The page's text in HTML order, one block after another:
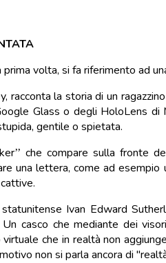
prima volta, si fa riferimento ad
racconta la storia di un
Glass o degli HoloLens
gentile o spietata.
che compare sulla fronte
una lettera, come ad esempio
Ivan Edward
casco che mediante dei
che in realtà non
non si parla ancora di